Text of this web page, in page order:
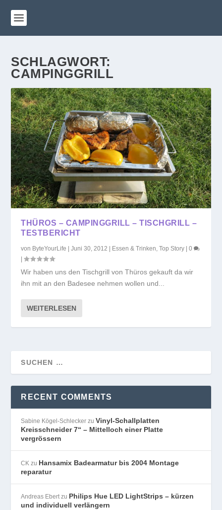
SCHLAGWORT:
CAMPINGGRILL
THÜROS – CAMPINGGRILL – TISCHGRILL –
TESTBERICHT
von ByteYourLife |Juni 30, 2012 | Essen & Trinken ,Top Story |0
|
Wir haben uns den Tischgrill von Thüros gekauft da wir
ihn mit an den Badesee nehmen wollen und...
WEITERLESEN
RECENT COMMENTS
Sabine Kögel-Schlecker zuVinyl-Schallplatten
Kreisschneider 7“ – Mittelloch einer Platte
vergrössern
CK zu Hansamix Badearmatur bis 2004 Montage
reparatur
Andreas Ebert zu Philips Hue LED LightStrips – kürzen
und individuell verlängern